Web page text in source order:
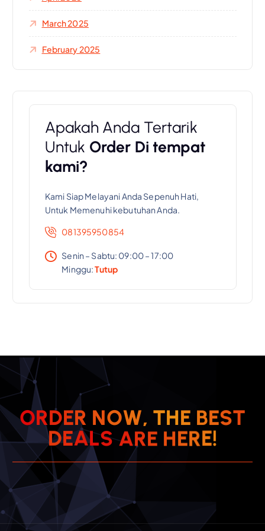
March 2025
February 2025
Apakah Anda Tertarik
Untuk Order Di tempat
kami?
Kami Siap Melayani Anda Sepenuh Hati,
Untuk Memenuhi kebutuhan Anda.
081395950854
Senin – Sabtu: 09:00 – 17:00
Minggu:Tutup
ORDER NOW, THE BEST
DEALSARE HERE!